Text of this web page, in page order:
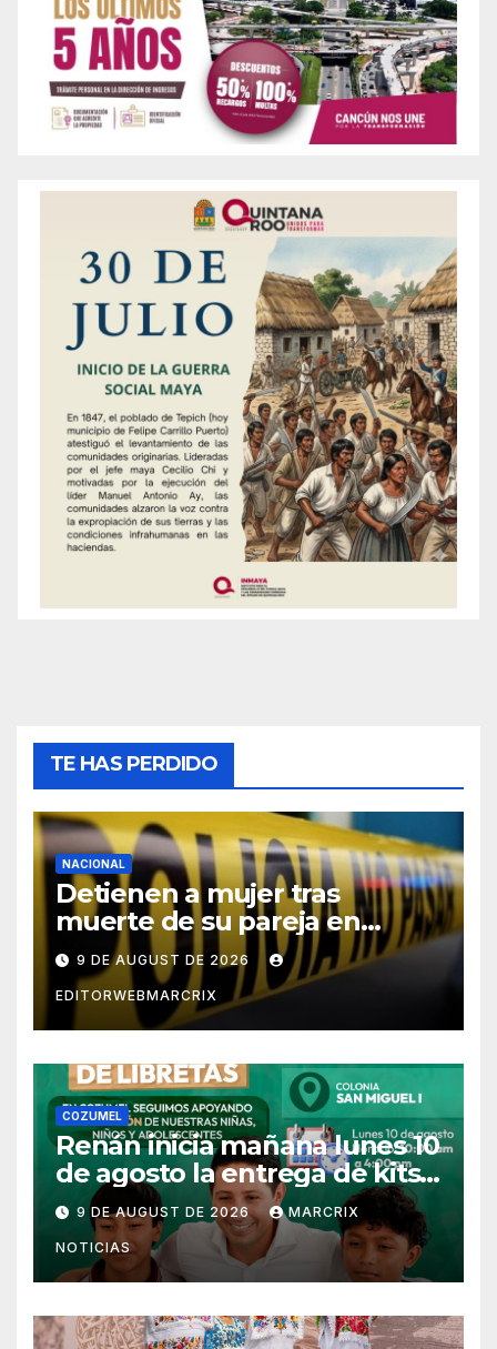
TE HAS PERDIDO
NACIONAL
Detienen a mujer tras
muerte de su pareja en
Saltillo
9 DE AUGUST DE 2026
EDITORWEBMARCRIX
COZUMEL
Renán inicia mañana lunes 10
de agosto la entrega de kits
escolares en Cozumel
9 DE AUGUST DE 2026 MARCRIX
NOTICIAS